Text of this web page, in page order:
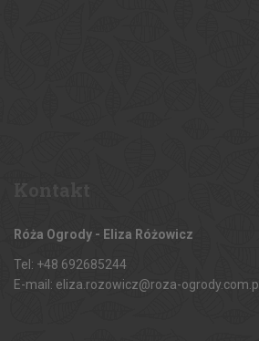
Róża Ogrody - Eliza Różowicz
Tel: +48 692685244
E-mail: eliza.rozowicz@roza-ogrody.com.pl